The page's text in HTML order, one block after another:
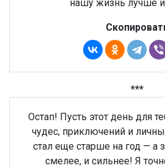
нашу жизнь лучше
***
Остап! Пусть этот день для
чудес, приключений и
стал еще старше на год — а
смелее, и сильнее! Я